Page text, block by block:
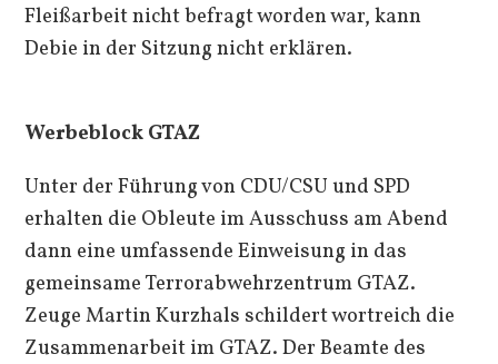
Fleißarbeit nicht befragt worden war, kann
Debie in der Sitzung nicht erklären.
Werbeblock GTAZ
Unter der Führung von CDU/CSU und SPD
erhalten die Obleute im Ausschuss am Abend
dann eine umfassende Einweisung in das
gemeinsame Terrorabwehrzentrum GTAZ.
Zeuge Martin Kurzhals schildert wortreich die
Zusammenarbeit im GTAZ. Der Beamte des